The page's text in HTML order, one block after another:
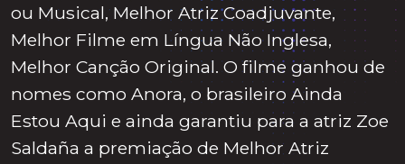
ou Musical, Melhor Atriz Coadjuvante,
Melhor Filme em Língua Não Inglesa,
Melhor Canção Original. O filme ganhou de
nomes como Anora, o brasileiro Ainda
Estou Aqui e ainda garantiu para a atriz Zoe
Saldaña a premiação de Melhor Atriz